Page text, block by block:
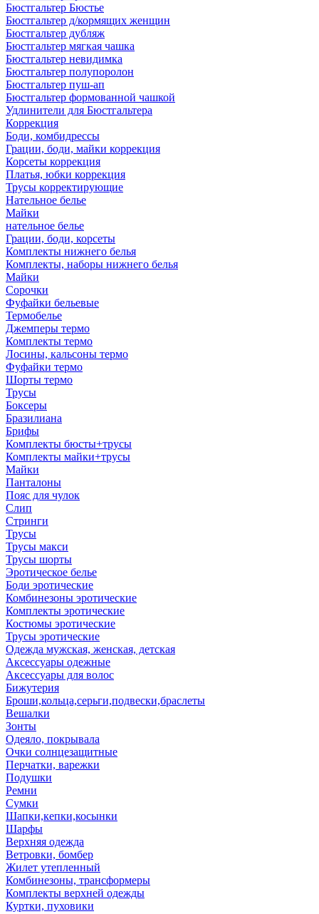
Бюстгальтер Бюстье
Бюстгальтер д/кормящих женщин
Бюстгальтер дубляж
Бюстгальтер мягкая чашка
Бюстгальтер невидимка
Бюстгальтер полупоролон
Бюстгальтер пуш-ап
Бюстгальтер формованной чашкой
Удлинители для Бюстгальтера
Коррекция
Боди, комбидрессы
Грации, боди, майки коррекция
Корсеты коррекция
Платья, юбки коррекция
Трусы корректирующие
Нательное белье
Майки
нательное белье
Грации, боди, корсеты
Комплекты нижнего белья
Комплекты, наборы нижнего белья
Майки
Сорочки
Фуфайки бельевые
Термобелье
Джемперы термо
Комплекты термо
Лосины, кальсоны термо
Фуфайки термо
Шорты термо
Трусы
Боксеры
Бразилиана
Брифы
Комплекты бюсты+трусы
Комплекты майки+трусы
Майки
Панталоны
Пояс для чулок
Слип
Стринги
Трусы
Трусы макси
Трусы шорты
Эротическое белье
Боди эротические
Комбинезоны эротические
Комплекты эротические
Костюмы эротические
Трусы эротические
Одежда мужская, женская, детская
Аксессуары одежные
Аксессуары для волос
Бижутерия
Броши,кольца,серьги,подвески,браслеты
Вешалки
Зонты
Одеяло, покрывала
Очки солнцезащитные
Перчатки, варежки
Подушки
Ремни
Сумки
Шапки,кепки,косынки
Шарфы
Верхняя одежда
Ветровки, бомбер
Жилет утепленный
Комбинезоны, трансформеры
Комплекты верхней одежды
Куртки, пуховики